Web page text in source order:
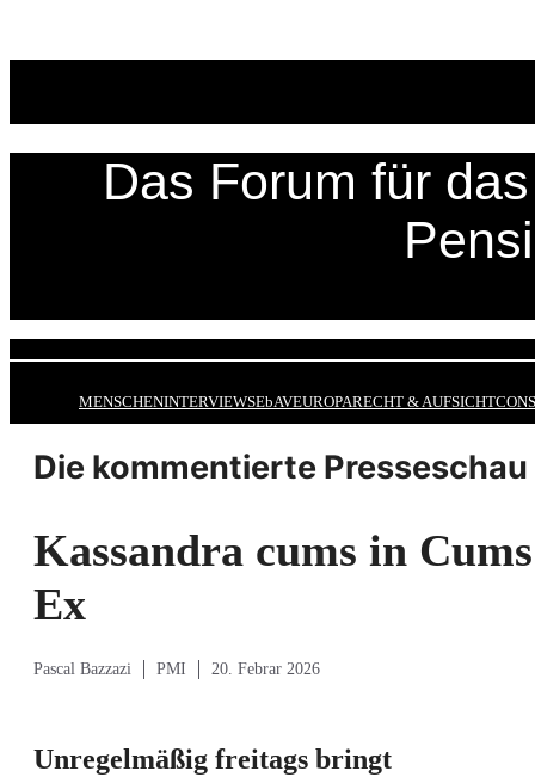
Das Forum für
MENSCHENINTERVIEWSEbAVEUROPARECHT & AUFSICHT
Die kommentierte Presseschau
Kassandra cums in
Ex
Pascal Bazzazi PMI 20. Febrar 2026
Unregelmäßig freitags bringt